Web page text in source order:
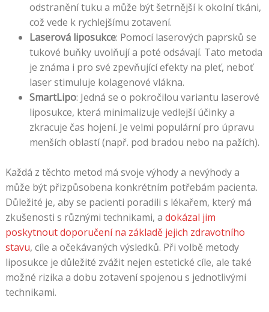
odstranění tuku a může být šetrnější k okolní tkáni,
což vede k rychlejšímu zotavení.
Laserová liposukce: Pomocí laserových paprsků se
tukové buňky uvolňují a poté odsávají. Tato metoda
je známa i pro své zpevňující efekty na pleť, neboť
laser stimuluje kolagenové vlákna.
SmartLipo: Jedná se o pokročilou variantu laserové
liposukce, která minimalizuje vedlejší účinky a
zkracuje čas hojení. Je velmi populární pro úpravu
menších oblastí (např. pod bradou nebo na pažích).
Každá z těchto metod má svoje výhody a nevýhody a
může být přizpůsobena konkrétním potřebám pacienta.
Důležité je, aby se pacienti poradili s lékařem, který má
zkušenosti s různými technikami, a dokázal jim
poskytnout doporučení na základě jejich zdravotního
stavu, cíle a očekávaných výsledků. Při volbě metody
liposukce je důležité zvážit nejen estetické cíle, ale také
možné rizika a dobu zotavení spojenou s jednotlivými
technikami.